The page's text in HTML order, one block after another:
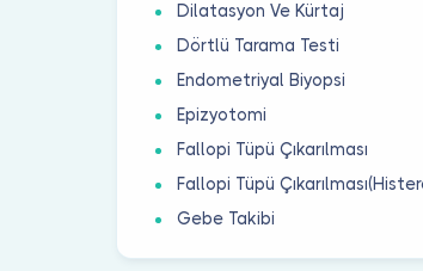
Dilatasyon Ve Kürtaj
Dörtlü Tarama Testi
Endometriyal Biyopsi
Epizyotomi
Fallopi Tüpü Çıkarılması
Fallopi Tüpü
Gebe Takibi